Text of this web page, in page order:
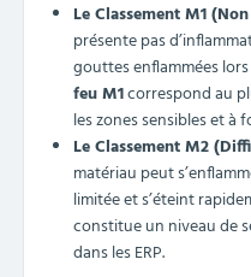
Le Classement M1
présente pas
gouttes enflammées lors
feu M1correspond au
les zones sensibles et
Le Classement M2
matériau peut
limitée et s’éteint
constitue un niveau de
dans les ERP.